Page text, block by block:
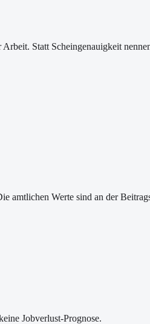
Statt Scheingenauigkeit
Werte sind an der
Jobverlust-Prognose.